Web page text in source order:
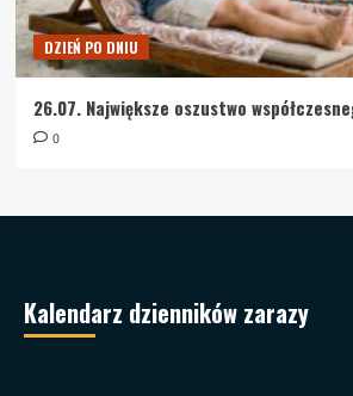
DZIEŃ PO DNIU
26.07. Największe oszustwo
0
Kalendarz dzienników zarazy